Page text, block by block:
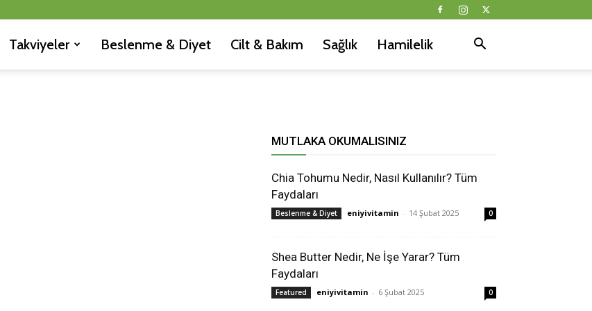
Takviyeler Beslenme & Diyet Cilt & Bakım Sağlık Hamilelik
MUTLAKA OKUMALISINIZ
Chia Tohumu Nedir, Nasıl Kullanılır? Tüm
Faydaları
Beslenme & Diyet eniyivitamin - 14 Şubat 2025 0
Shea Butter Nedir, Ne İşe Yarar? Tüm
Faydaları
Featured eniyivitamin - 6 Şubat 2025 0